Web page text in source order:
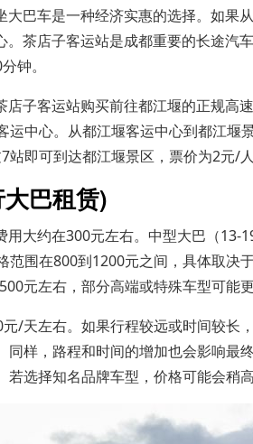
巴车是一种经济实惠的选择。如果
茶店子客运站是成都重要的长途汽
钟。
子客运站购买前往都江堰的正规高
运中心。从都江堰客运中心到都江堰
即可到达都江堰景区，票价为2元/人
巴租赁)
大约在300元左右。中型大巴（13-
范围在800到1200元之间，具体取决
元左右，部分高端或特殊车型可能更
/天左右。如果行程较远或时间较长
样，路程和时间的增加也会影响最
选择知名品牌车型，价格可能会稍高